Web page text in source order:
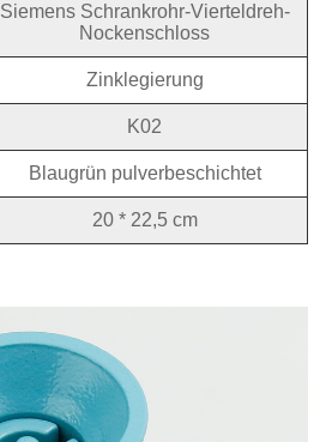
Siemens Schrankrohr-Vierteldreh-
Nockenschloss
Zinklegierung
K02
Blaugrün pulverbeschichtet
20 * 22,5 cm